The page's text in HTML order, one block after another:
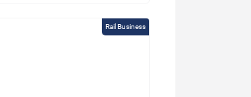
Rail Business